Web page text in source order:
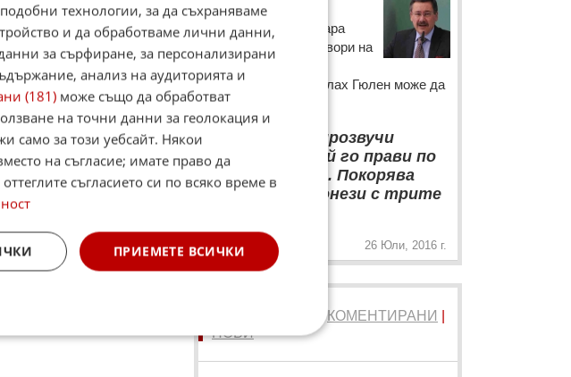
руски
на замразени
институция на ЕС с
за петрола в Черно
Така кметът на Анкара
Мелих Гьокчек отговори на
въпроса как може
духовникът Фетхуллах Гюлен може да
стои зад атентата.
“
Може да ви прозвучи
смешно, но той го прави по
странен начин. Покорява
хората чрез "онези с трите
26 Юли, 2016 г.
|КОМЕНТИРАНИ
НОВИ
технологии, за да съхраняваме
и да обработваме лични данни,
за сърфиране, за персонализирани
анализ на аудиторията и
(181) може също да обработват
на точни данни за геолокация и
само за този уебсайт. Някои
на съгласие; имате право да
съгласието си по всяко време в
ПРИЕМЕТЕ ВСИЧКИ